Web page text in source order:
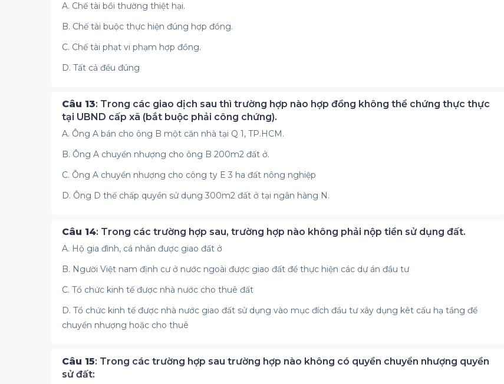
A. Chế tài bồi thường thiệt hại.
B. Chế tài buộc thực hiện đúng hợp đồng.
C. Chế tài phạt vi phạm hợp đồng.
D. Tất cả đều đúng
Câu 13: Trong các giao dịch sau thì trường hợp nào hợp đồng không thể chứng thực thực
tại UBND cấp xã (bắt buộc phải công chứng).
A. Ông A bán cho ông B một căn nhà tại Q 1, TP.HCM.
B. Ông A chuyển nhượng cho ông B 200m2 đất ở.
C. Ông A chuyển nhượng cho công ty E 3 ha đất nông nghiệp
D. Ông D thế chấp quyền sử dụng 300m2 đất ở tại ngân hàng N.
Câu 14: Trong các trường hợp sau, trường hợp nào không phải nộp tiền sử dụng đất.
A. Hộ gia đình, cá nhân được giao đất ở
B. Người Việt nam định cư ở nước ngoài được giao đất để thực hiện các dự án đầu tư
C. Tổ chức kinh tế được nhà nước cho thuê đất
D. Tổ chức kinh tế được nhà nước giao đất sử dụng vào mục đích đầu tư xây dụng kêt cấu hạ tầng để
chuyển nhượng hoặc cho thuê
Câu 15: Trong các trường hợp sau trường hợp nào không có quyền chuyển nhượng quyền
sử đất: